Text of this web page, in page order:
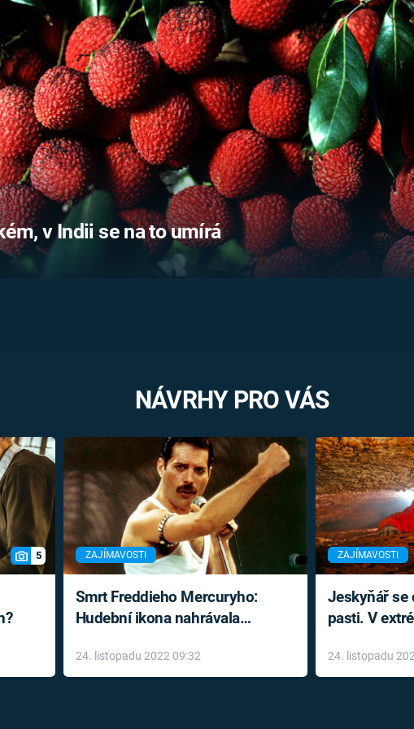
UFO A
MIMOZEMŠŤANÉ
UTAJENÉ PŘÍBĚHY
ČESKÝCH DĚJIN
ALTERNATIVNÍ
HISTORIE
FILMY
REALITA
HORORY
REALITA
OPTICKÉ
KLAMY
v Indii se na to umírá
NÁVRHY PRO VÁS
5 ZAJÍMAVOSTI
Smrt Freddieho Mercuryho:
Hudební ikona nahrávala
léky
24. listopadu 2022 09:32
ZAJÍMAVOSTI
Jeskyňář se
pasti. V
24. listopadu